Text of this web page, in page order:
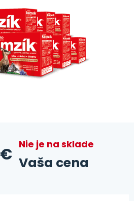
€ Nie je na sklade
Vaša cena